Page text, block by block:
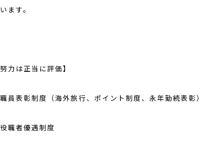
ます。
努力は正当に評価】
職員表彰制度（海外旅行、ポイント制度、永年勤続表彰）
役職者優遇制度